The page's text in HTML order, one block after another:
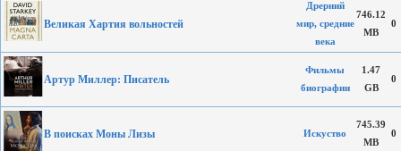
Великая Хартия вольностей
Дрерний
мир, средние
века
746.12
MB
0
Артур Миллер: Писатель
Фильмы
биографии
1.47
GB
0
В поисках Моны Лизы Искуство
745.39
MB
0